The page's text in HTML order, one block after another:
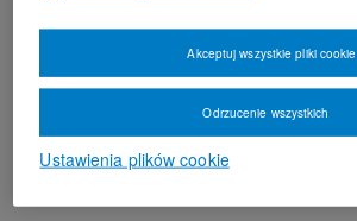
Ustawienia plików cookie
Odrzucenie wszystkich
Akceptuj wszystkie pliki cookie